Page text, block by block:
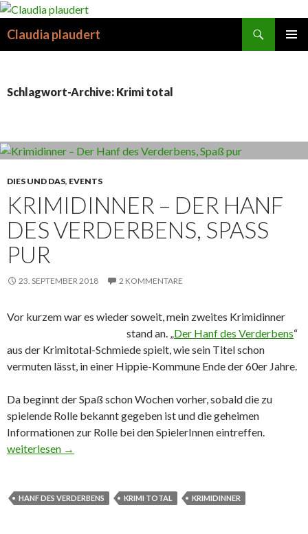
Claudia plaudert
Schlagwort-Archive: Krimi total
DIES UND DAS, EVENTS
KRIMIDINNER – DER HANF
DES VERDERBENS, SPASS P
UR
23. SEPTEMBER 2018 2 KOMMENTARE
Vor kurzem war es wieder soweit, mein zweites Krimidinner
standan. „Der Hanf des Verderbens“
aus der Krimitotal-Schmiede spielt, wie sein Titel schon
vermuten lässt, in einer Hippie-Kommune Ende der 60er Jahre.
Da beginnt der Spaß schon Wochen vorher, sobald die zu
spielende Rolle bekannt gegeben ist und die geheimen
Informationen zur Rolle bei den SpielerInnen eintreffen.
Krimidinner – Der Hanf des Verderbens, Spaß pur
weiterlesen →
HANF DES VERDERBENS KRIMI TOTAL KRIMIDINNER